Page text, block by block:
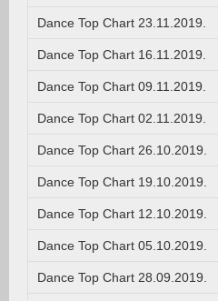
Dance Top Chart 23.11.2019.
Dance Top Chart 16.11.2019.
Dance Top Chart 09.11.2019.
Dance Top Chart 02.11.2019.
Dance Top Chart 26.10.2019.
Dance Top Chart 19.10.2019.
Dance Top Chart 12.10.2019.
Dance Top Chart 05.10.2019.
Dance Top Chart 28.09.2019.